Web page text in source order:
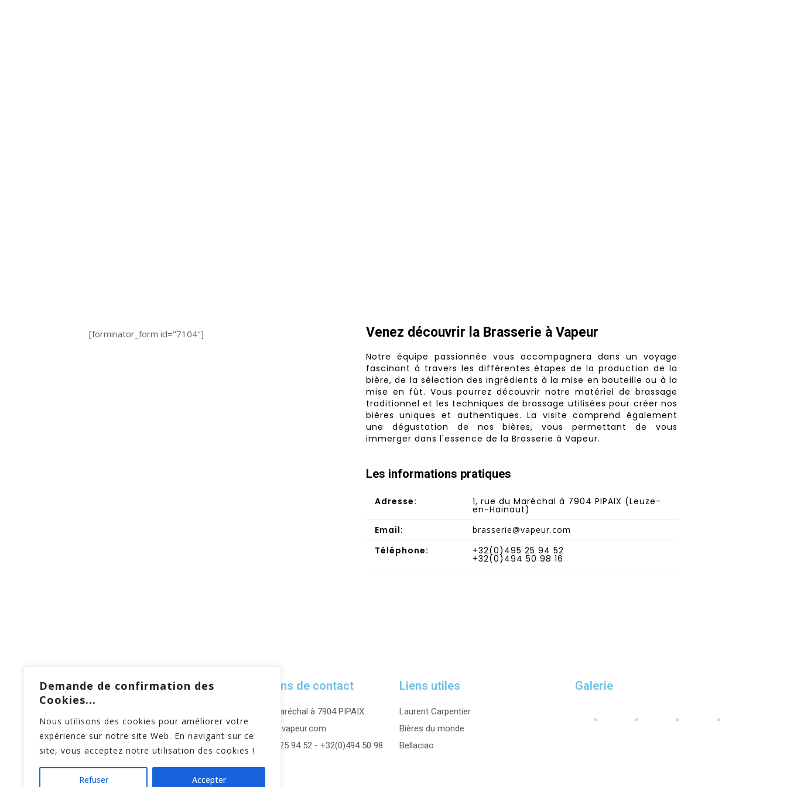
Demande de confirmation des
Cookies...
Nous utilisons des cookies pour améliorer votre
expérience sur notre site Web. En navigant sur ce
site, vous acceptez notre utilisation des cookies !
Refuser Accepter
[forminator_form id="7104"] Venez découvrir la Brasserie à Vapeur
Notre équipe passionnée vous accompagnera dans un voyage
fascinant à travers les différentes étapes de la production de la
bière, de la sélection des ingrédients à la mise en bouteille ou à la
mise en fût. Vous pourrez découvrir notre matériel de brassage
traditionnel et les techniques de brassage utilisées pour créer nos
bières uniques et authentiques. La visite comprend également
une dégustation de nos bières, vous permettant de vous
immerger dans l'essence de la Brasserie à Vapeur.
Les informations pratiques
Adresse: 1, rue du Maréchal à 7904 PIPAIX (Leuze-
en-Hainaut)
Email:
brasserie@vapeur.com
Téléphone: +32(0)495 25 94 52
+32(0)494 50 98 16
La Brasserie à Vapeur
vapeur, dans le plus grand respect
de la tradition.
Informations de contact
1, rue du Maréchal à 7904 PIPAIX
brasserie@vapeur.com
+32(0)495 25 94 52 - +32(0)494 50 98
Liens utiles
Laurent Carpentier
Bières du monde
Bellaciao
Galerie